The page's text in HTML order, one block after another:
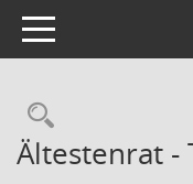
Toggle navigation
Ältestenrat -